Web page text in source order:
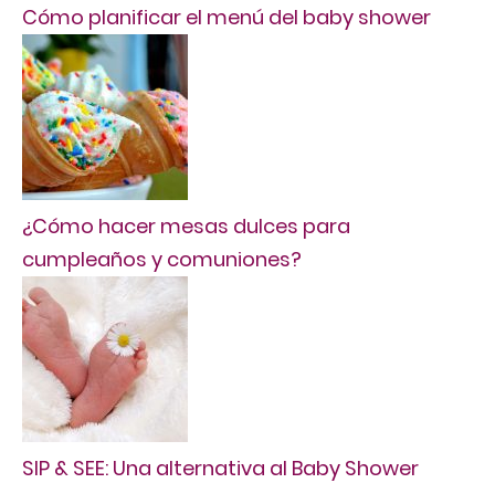
Cómo planificar el menú del baby shower
¿Cómo hacer mesas dulces para
cumpleaños y comuniones?
SIP & SEE: Una alternativa al Baby Shower